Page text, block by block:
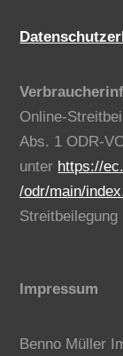
Online-
Abs. 1 ODR-
unter https://
/odr/main/
Streitbeilegung
Impressum
Benno Müller